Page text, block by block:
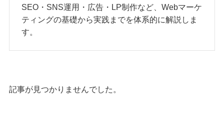
SEO・SNS運用・広告・LP制作など、Webマーケ
ティングの基礎から実践までを体系的に解説しま
す。
記事が見つかりませんでした。